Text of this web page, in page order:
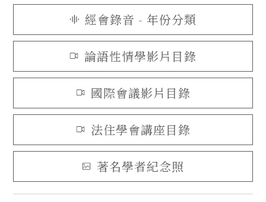
經會錄音 - 年份分類
論語性情學影片目錄
國際會議影片目錄
法住學會講座目錄
著名學者紀念照